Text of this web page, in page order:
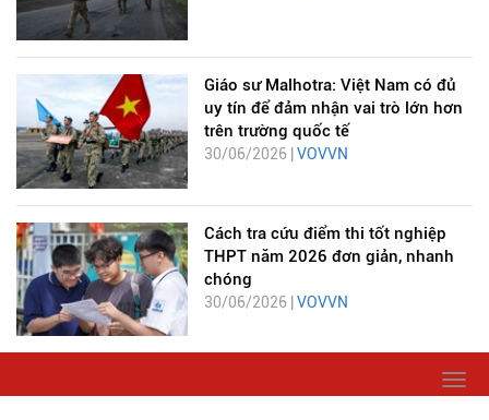
Giáo sư Malhotra: Việt Nam có đủ
uy tín để đảm nhận vai trò lớn hơn
trên trường quốc tế
30/06/2026 | VOVVN
Cách tra cứu điểm thi tốt nghiệp
THPT năm 2026 đơn giản, nhanh
chóng
30/06/2026 | VOVVN